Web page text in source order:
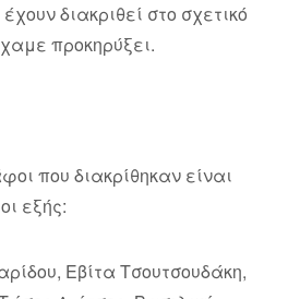
διακριθεί στο σχετικό
προκηρύξει.
που διακρίθηκαν είναι
εξής:
Εβίτα Τσουτσουδάκη,